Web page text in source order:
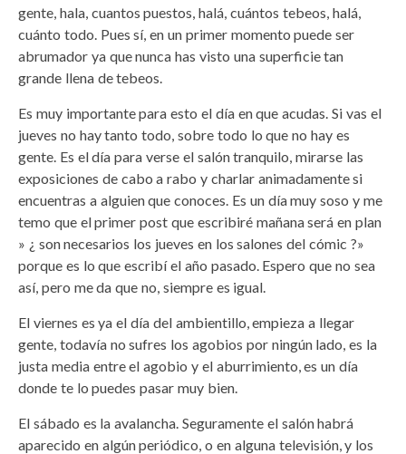
gente, hala, cuantos puestos, halá, cuántos tebeos, halá,
cuánto todo. Pues sí, en un primer momento puede ser
abrumador ya que nunca has visto una superficie tan
grande llena de tebeos.
Es muy importante para esto el día en que acudas. Si vas el
jueves no hay tanto todo, sobre todo lo que no hay es
gente. Es el día para verse el salón tranquilo, mirarse las
exposiciones de cabo a rabo y charlar animadamente si
encuentras a alguien que conoces. Es un día muy soso y me
temo que el primer post que escribiré mañana será en plan
» ¿ son necesarios los jueves en los salones del cómic ?»
porque es lo que escribí el año pasado. Espero que no sea
así, pero me da que no, siempre es igual.
El viernes es ya el día del ambientillo, empieza a llegar
gente, todavía no sufres los agobios por ningún lado, es la
justa media entre el agobio y el aburrimiento, es un día
donde te lo puedes pasar muy bien.
El sábado es la avalancha. Seguramente el salón habrá
aparecido en algún periódico, o en alguna televisión, y los